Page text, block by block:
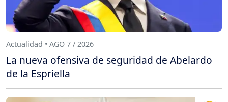
Actualidad • AGO 7 / 2026
La nueva ofensiva de seguridad de Abelardo
de la Espriella